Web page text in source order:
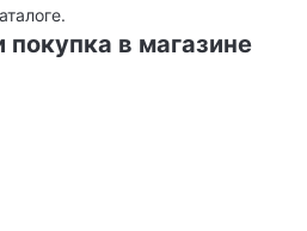
покупка в магазине